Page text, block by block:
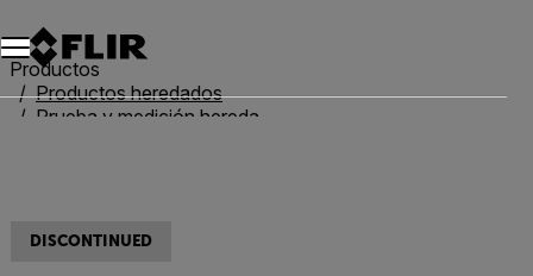
Unread messages
Modelo
Eliminar
artículos
artículo
Añadir al carro
Añadido al carro
Productos
Productos heredados
Prueba y medición heredadas
DISCONTINUED